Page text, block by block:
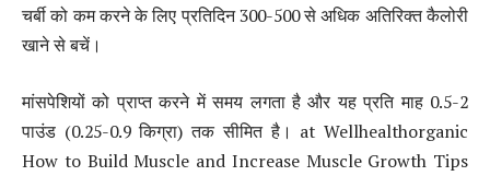
चर्बी को कम करने के लिए प्रतिदिन 300-500 से अधिक अतिरिक्त कैलोरी
खाने से बचें।
मांसपेशियों को प्राप्त करने में समय लगता है और यह प्रति माह 0.5-2
पाउंड (0.25-0.9 किग्रा) तक सीमित है। at Wellhealthorganic
How to Build Muscle and Increase Muscle Growth Tips